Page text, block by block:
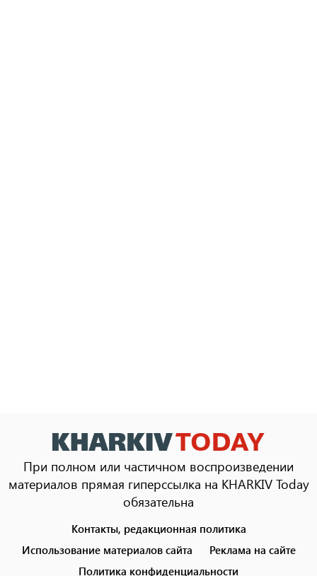
При полном или частичном воспроизведении
материалов прямая гиперссылка на KHARKIV Today
обязательна
menu
Контакты, редакционная политика
Использование материалов сайта
Реклама на сайте
Политика конфиденциальности